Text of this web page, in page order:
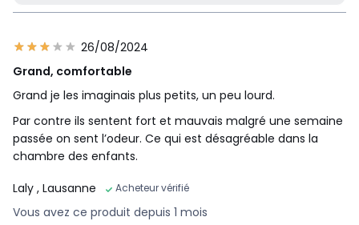
26/08/2024
Grand, comfortable
Grand je les imaginais plus petits, un peu lourd.
Par contre ils sentent fort et mauvais malgré une semaine
passée on sent l’odeur. Ce qui est désagréable dans la
chambre des enfants.
Laly , Lausanne Acheteur vérifié
Vous avez ce produit depuis 1 mois